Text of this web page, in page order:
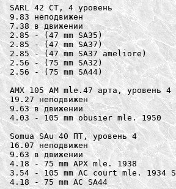
SARL 42 СТ, 4 уровень
9.83 неподвижен
7.38 в движении
2.85 - (47 mm SA35)
2.85 - (47 mm SA37)
2.85 - (47 mm SA37 ameliore)
2.56 - (75 mm SA32)
2.56 - (75 mm SA44)
AMX 105 AM mle.47 арта, уровень 4
19.27 неподвижен
9.63 в движении
4.03 - 105 mm obusier mle. 1950
Somua SAu 40 ПТ, уровень 4
16.07 неподвижен
9.63 в движении
4.18 - 75 mm APX mle. 1938
3.54 - 105 mm AC court mle. 1934 S
4.18 - 75 mm AC SA44